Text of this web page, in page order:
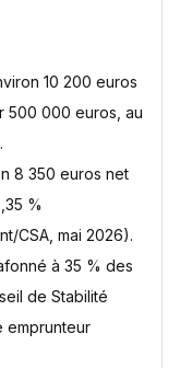
10 200 euros
500 000 euros, au
8 350 euros net
%
CSA, mai 2026).
à 35 % des
de Stabilité
emprunteur